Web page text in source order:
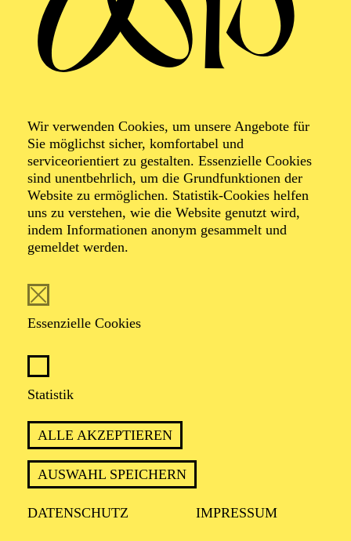
Wir verwenden Cookies, um unsere Angebote für
Sie möglichst sicher, komfortabel und
serviceorientiert zu gestalten. Essenzielle Cookies
sind unentbehrlich, um die Grundfunktionen der
Website zu ermöglichen. Statistik-Cookies helfen
uns zu verstehen, wie die Website genutzt wird,
indem Informationen anonym gesammelt und
gemeldet werden.
Essenzielle Cookies
Statistik
ALLE AKZEPTIEREN
AUSWAHL SPEICHERN
DATENSCHUTZ IMPRESSUM
Pinocchio
von Henner Kallmeyer nach Carlo Collodi
Beschreibung